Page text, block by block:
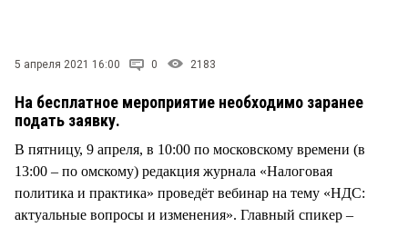
5 апреля 2021 16:00 0 2183
На бесплатное мероприятие необходимо заранее
подать заявку.
В пятницу, 9 апреля, в 10:00 по московскому времени (в
13:00 – по омскому) редакция журнала «Налоговая
политика и практика» проведёт вебинар на тему «НДС:
актуальные вопросы и изменения». Главный спикер –